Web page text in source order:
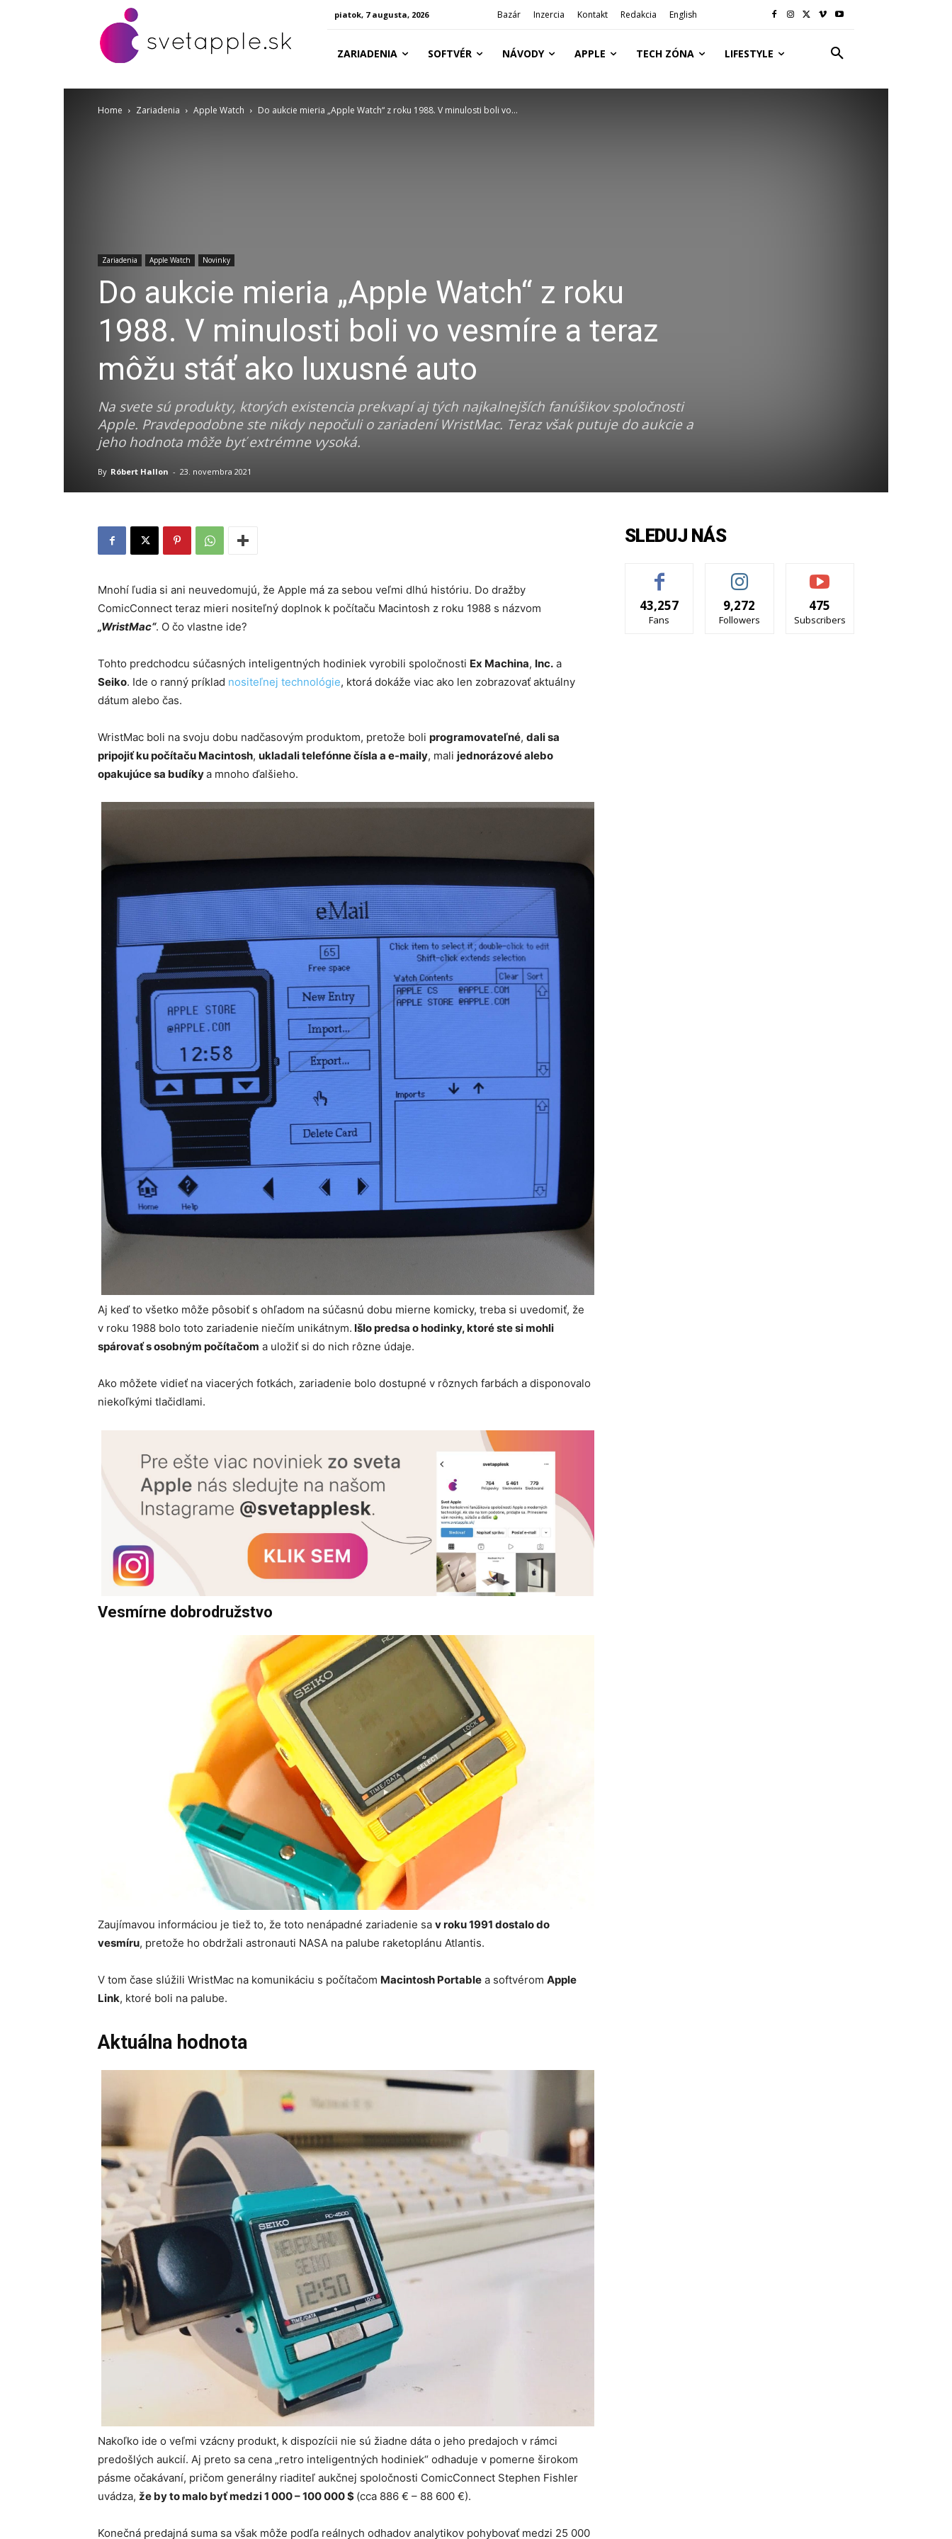
piatok, 7 augusta, 2026 Bazár Inzercia Kontakt Redakcia English
ZARIADENIA SOFTVÉR NÁVODY APPLE TECH ZÓNA LIFESTYLE
Home Zariadenia Apple Watch Do aukcie mieria „Apple Watch“ z roku 1988. V minulosti boli vo...
Zariadenia Apple Watch Novinky
Do aukcie mieria „Apple Watch“ z roku
1988. V minulosti boli vo vesmíre a teraz
môžu stáť ako luxusné auto
Na svete sú produkty, ktorých existencia prekvapí aj tých najkalnejších fanúšikov spoločnosti
Apple. Pravdepodobne ste nikdy nepočuli o zariadení WristMac. Teraz však putuje do aukcie a
jeho hodnota môže byť extrémne vysoká.
By Róbert Hallon - 23. novembra 2021
Mnohí ľudia si ani neuvedomujú, že Apple má za sebou veľmi dlhú históriu. Do dražby
ComicConnect teraz mieri nositeľný doplnok k počítaču Macintosh z roku 1988 s názvom
„WristMac“. O čo vlastne ide?
Tohto predchodcu súčasných inteligentných hodiniek vyrobili spoločnosti Ex Machina, Inc. a
Seiko. Ide o ranný príklad nositeľnej technológie, ktorá dokáže viac ako len zobrazovať aktuálny
dátum alebo čas.
WristMac boli na svoju dobu nadčasovým produktom, pretože boli programovateľné, dali sa
pripojiť ku počítaču Macintosh, ukladali telefónne čísla a e-maily, mali jednorázové alebo
opakujúce sa budíkya mnoho ďalšieho.
Aj keď to všetko môže pôsobiť s ohľadom na súčasnú dobu mierne komicky, treba si uvedomiť, že
v roku 1988 bolo toto zariadenie niečím unikátnym. Išlo predsa o hodinky, ktoré ste si mohli
spárovať s osobným počítačom a uložiť si do nich rôzne údaje.
Ako môžete vidieť na viacerých fotkách, zariadenie bolo dostupné v rôznych farbách a disponovalo
niekoľkými tlačidlami.
Vesmírne dobrodružstvo
Zaujímavou informáciou je tiež to, že toto nenápadné zariadenie sa v roku 1991 dostalo do
vesmíru, pretože ho obdržali astronauti NASA na palube raketoplánu Atlantis.
V tom čase slúžili WristMac na komunikáciu s počítačom Macintosh Portable a softvérom Apple
Link, ktoré boli na palube.
Aktuálna hodnota
Nakoľko ide o veľmi vzácny produkt, k dispozícii nie sú žiadne dáta o jeho predajoch v rámci
predošlých aukcií. Aj preto sa cena „retro inteligentných hodiniek“ odhaduje v pomerne širokom
pásme očakávaní, pričom generálny riaditeľ aukčnej spoločnosti ComicConnect Stephen Fishler
uvádza, že by to malo byť medzi 1 000 – 100 000 $ (cca 886 € – 88 600 €).
Konečná predajná suma sa však môže podľa reálnych odhadov analytikov pohybovať medzi 25 000
SLEDUJ NÁS
43,257
Fans
9,272
Followers
475
Subscribers